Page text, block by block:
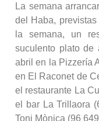
La semana
del Haba,
la semana, un
suculento plato de
abril en la Pizzería
en El Raconet de
el restaurante La
el bar La Trillaora
Toni Mònica (96